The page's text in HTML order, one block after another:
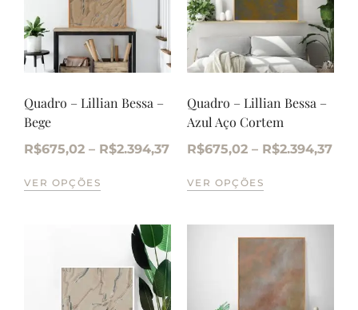
Quadro – Lillian Bessa –
Bege
R$675,02 – R$2.394,37
VER OPÇÕES
Quadro – Lillian Bessa –
Azul Aço Cortem
R$675,02 – R$2.394,37
VER OPÇÕES